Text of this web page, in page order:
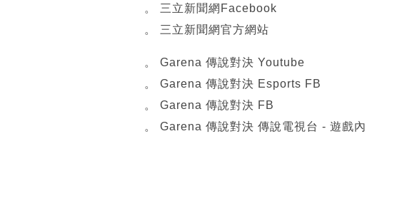
。 三立新聞網Facebook
。 三立新聞網官方網站
。 Garena 傳說對決 Youtube
。 Garena 傳說對決 Esports FB
。 Garena 傳說對決 FB
。 Garena 傳說對決 傳說電視台 - 遊戲內